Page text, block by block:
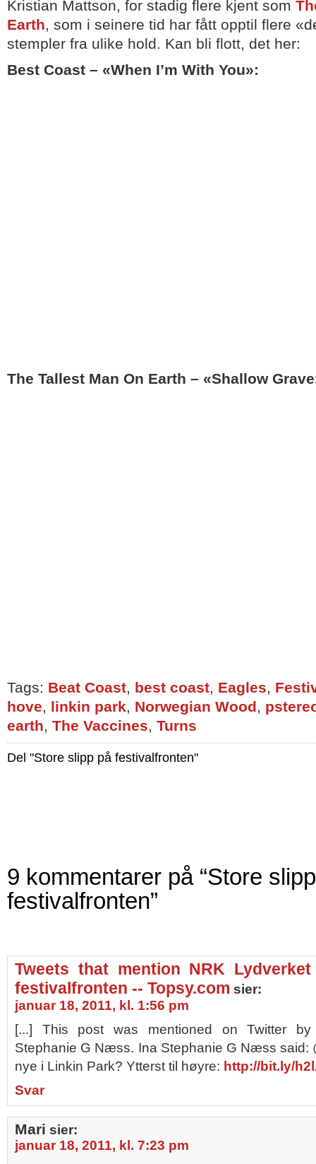
Kristian Mattson, for stadig flere kjent som
Earth, som i seinere tid har fått opptil flere
stempler fra ulike hold. Kan bli flott, det her:
Best Coast – «When I’m With You»:
The Tallest Man On Earth – «Shallow
Tags: Beat Coast, best coast, Eagles,
hove, linkin park, Norwegian Wood,
earth, The Vaccines, Turns
Del "Store slipp på festivalfronten"
9 kommentarer på “Store
festivalfronten”
Tweets that mention NRK
festivalfronten -- Topsy.com sier:
januar 18, 2011, kl. 1:56 pm
[...] This post was mentioned on Twitter
Stephanie G Næss. Ina Stephanie G Næss said:
nye i Linkin Park? Ytterst til høyre: http://bit.ly/
Svar
Mari sier:
januar 18, 2011, kl. 7:23 pm